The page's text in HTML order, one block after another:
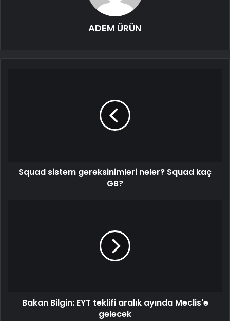
ADEM ÜRÜN
Squad sistem gereksinimleri neler? Squad kaç
GB?
Bakan Bilgin: EYT teklifi aralık ayında Meclis'e
gelecek